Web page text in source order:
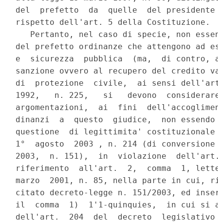
del  prefetto  da  quelle  del
rispetto dell'art. 5 della Costituzione.
Pertanto, nel caso di specie, non
del prefetto ordinanze che attengono ad
e  sicurezza  pubblica  (ma,  di contro,
sanzione ovvero al recupero del credito
di  protezione  civile,  ai sensi
1992,   n. 225,   si   devono
argomentazioni,  ai  fini
dinanzi  a  questo  giudice,  non essendo
questione  di legittimita'
1°  agosto  2003 , n. 214 (di
2003,  n. 151),  in  violazione
riferimento  all'art.  2,  comma  1,
marzo  2001, n. 85, nella parte in cui,
citato decreto-legge n. 151/2003, ed
il  comma  1)  1'1-quinquies,  in cui si
dell'art.  204  del  decreto  legislativo